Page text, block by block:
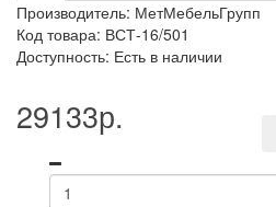
Производитель: МетМебельГрупп
Код товара: ВСТ-16/501
Доступность: Есть в наличии
29133р.